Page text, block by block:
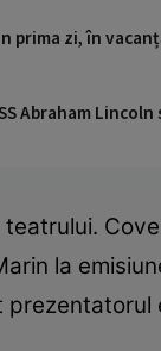
prima zi, în
Abraham
la